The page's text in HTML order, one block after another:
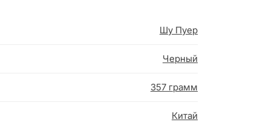
Шу Пуер
Черный
357 грамм
Китай